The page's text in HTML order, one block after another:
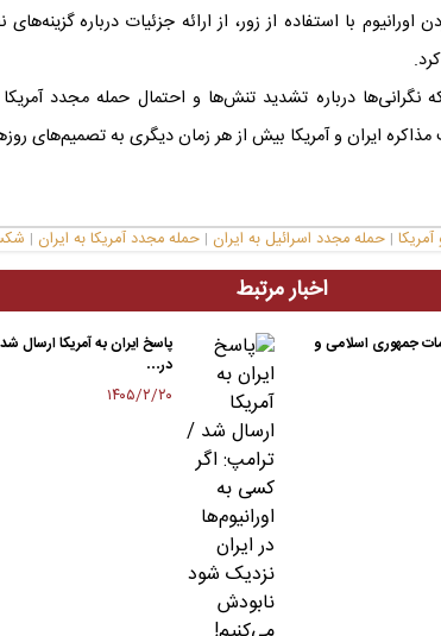
با استفاده از زور، از ارائه جزئیات درباره
نگرانی‌ها درباره تشدید تنش‌ها و احتمال حمله مجدد
ایران و آمریکا بیش از هر زمان دیگری به تصمیم‌های
| حمله مجدد اسرائیل به ایران | حمله مجدد آمریکا به ایران |
اخبار مرتبط
جمهوری اسلامی و
پاسخ ایران به آمریکا ارسال
در…
۱۴۰۵/۲/۲۰